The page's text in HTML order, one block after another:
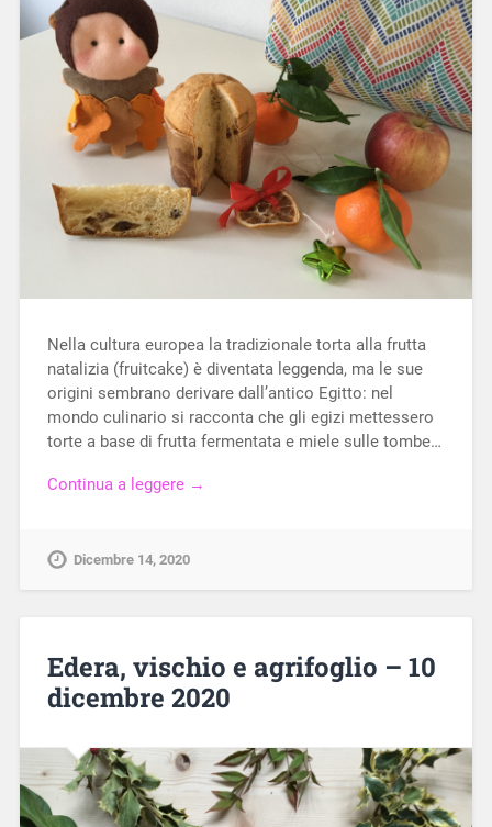
Nella cultura europea la tradizionale torta alla frutta
natalizia (fruitcake) è diventata leggenda, ma le sue
origini sembrano derivare dall’antico Egitto: nel
mondo culinario si racconta che gli egizi mettessero
torte a base di frutta fermentata e miele sulle tombe…
Continua a leggere →
Dicembre 14, 2020
Edera, vischio e agrifoglio – 10
dicembre 2020